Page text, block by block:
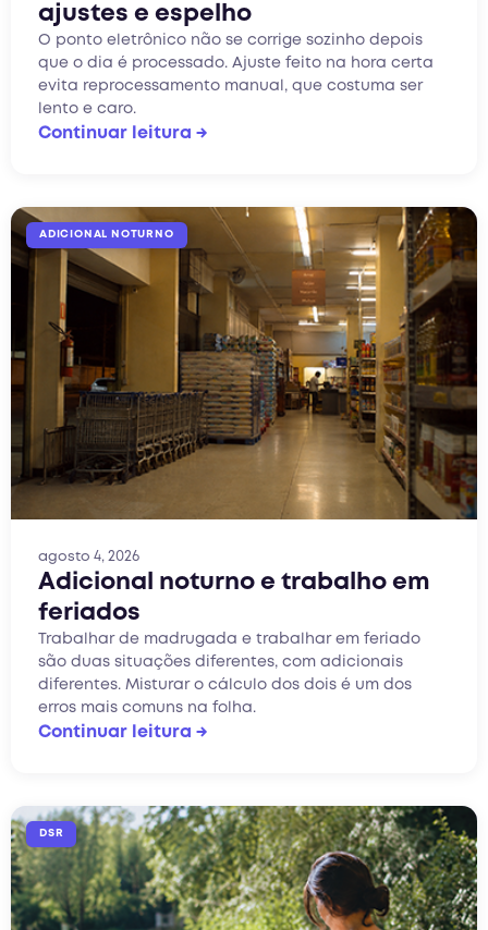
ajustes e espelho
O ponto eletrônico não se corrige sozinho depois
que o dia é processado. Ajuste feito na hora certa
evita reprocessamento manual, que costuma ser
lento e caro.
Continuar leitura →
ADICIONAL NOTURNO
agosto 4, 2026
Adicional noturno e trabalho em
feriados
Trabalhar de madrugada e trabalhar em feriado
são duas situações diferentes, com adicionais
diferentes. Misturar o cálculo dos dois é um dos
erros mais comuns na folha.
Continuar leitura →
DSR